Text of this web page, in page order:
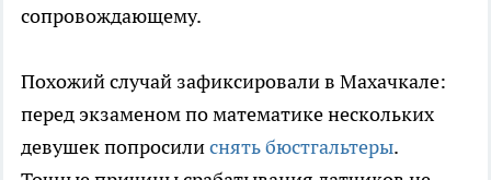
сопровождающему.
Похожий случай зафиксировали в Махачкале:
перед экзаменом по математике нескольких
девушек попросилиснять бюстгальтеры.